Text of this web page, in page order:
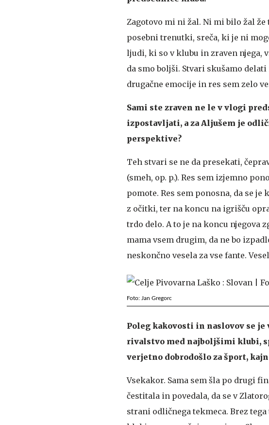
Zagotovo mi ni žal. Ni mi bilo žal
posebni trenutki, sreča, ki je ni
ljudi, ki so v klubu in zraven njega,
da smo boljši. Stvari skušamo
drugačne emocije in res sem zelo
Sami ste zraven ne le v vlogi
izpostavljati, a za Aljušem je
perspektive?
Teh stvari se ne da presekati,
(smeh, op. p.). Res sem izjemno
pomote. Res sem ponosna, da se
z očitki, ter na koncu na igrišču
trdo delo. A to je na koncu njegova
mama vsem drugim, da ne bo
neskončno vesela za vse fante.
Foto: Jan Gregorc
Poleg kakovosti in naslovov se
rivalstvo med najboljšimi klubi,
verjetno dobrodošlo za šport,
Vsekakor. Sama sem šla po drugi
čestitala in povedala, da se v
strani odličnega tekmeca. Brez